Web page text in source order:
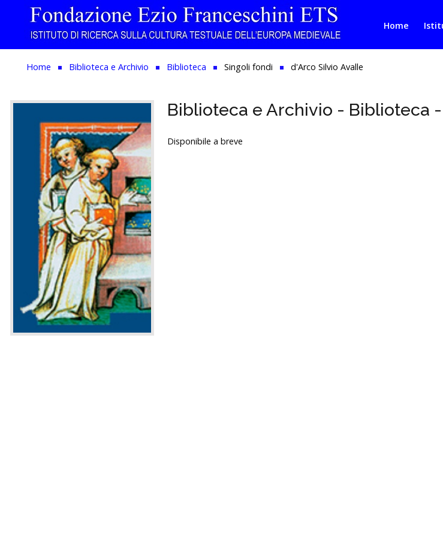
Home
Ricerca
Pubblicazioni
Formazione
Home
Home Biblioteca e Archivio Biblioteca Singoli fondi d'Arco Silvio Avalle
Biblioteca e Archivio - Biblioteca
Disponibile a breve